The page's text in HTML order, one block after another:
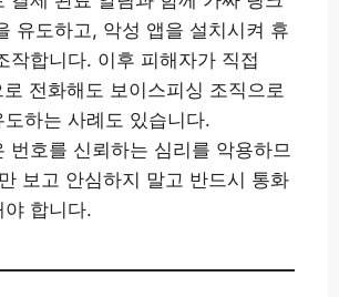
유도하고, 악성 앱을 설치시켜 휴
작합니다. 이후 피해자가 직접
전화해도 보이스피싱 조직으로
하는 사례도 있습니다.
번호를 신뢰하는 심리를 악용하므
보고 안심하지 말고 반드시 통화
야 합니다.